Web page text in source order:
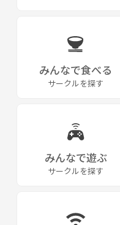
みんなで食べる
サークルを探す
みんなで遊ぶ
サークルを探す